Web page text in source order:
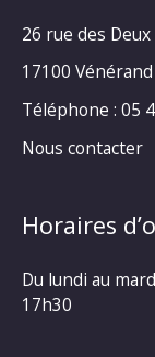
26 rue des Deux
17100 Vénérand
Téléphone : 05
Nous contacter
Horaires
Du lundi au
17h30